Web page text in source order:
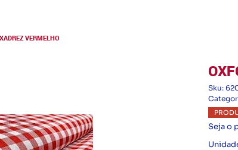
VERMELHO
Sku:
Seja o